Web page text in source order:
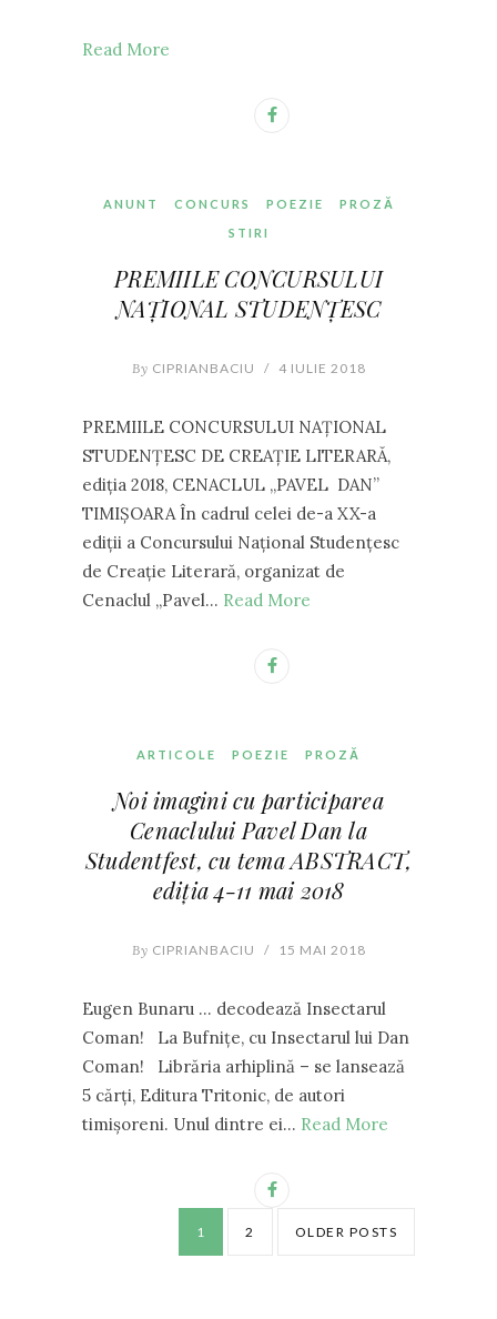
Read More
ANUNT CONCURS POEZIE
PROZĂ
STIRI
PREMIILE CONCURSULUI
NAȚIONAL STUDENȚESC
By CIPRIANBACIU / 4 IULIE 2018
PREMIILE CONCURSULUI NAȚIONAL
STUDENŢESC DE CREAŢIE LITERARĂ,
ediţia 2018, CENACLUL ,,PAVEL DAN”
TIMIȘOARA În cadrul celei de-a XX-a
ediţii a Concursului Național Studenţesc
de Creaţie Literară, organizat de
Cenaclul ,,Pavel… Read More
ARTICOLE POEZIE PROZĂ
Noi imagini cu participarea
Cenaclului Pavel Dan la
Studentfest, cu tema ABSTRACT,
ediția 4-11 mai 2018
By CIPRIANBACIU / 15 MAI 2018
Eugen Bunaru … decodează Insectarul
Coman! La Bufnițe, cu Insectarul lui Dan
Coman! Librăria arhiplină – se lansează
5 cărți, Editura Tritonic, de autori
timișoreni. Unul dintre ei… Read More
1 2 OLDER POSTS